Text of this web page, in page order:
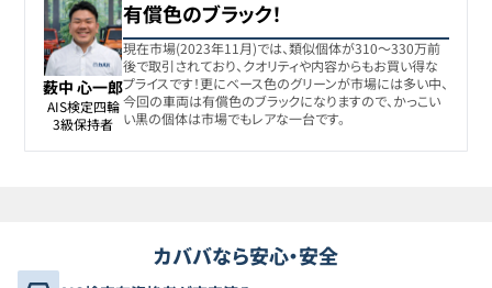
8
プジョー
308 - 348万円
9
プジョー
308 - 349.9万円
プジョー
-
薮中 心一郎
AIS検定四輪
3級保持者
有償色のブラック！
現在市場(2023年11月)では、類似個体が310〜330万前
後で取引されており、クオリティや内容からもお買い得な
プライスです！更にベース色のグリーンが市場には多い中、
今回の車両は有償色のブラックになりますので、かっこい
い黒の個体は市場でもレアな一台です。
カババなら安心・安全